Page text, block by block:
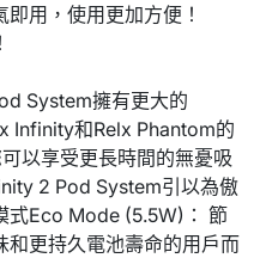
用，使用更加方便！
System擁有更大的
Infinity和Relx Phantom的
以享受更長時間的無憂吸
2 Pod System引以為傲
式Eco Mode (5.5W)： 節
和更持久電池壽命的用戶而